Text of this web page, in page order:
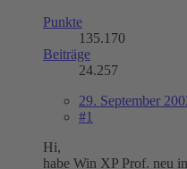
Punkte
135.170
Beiträge
24.257
29. September
#1
Hi,
habe Win XP Prof. neu